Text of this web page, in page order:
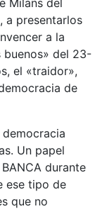
a presentarlos
a la
buenos» del 23-
el «traidor»,
de
Un papel
durante
ese tipo de
que no